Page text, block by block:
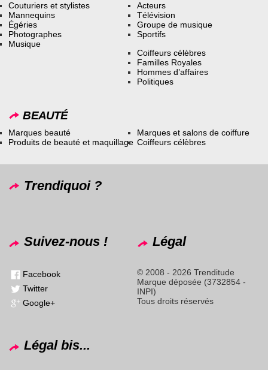
Couturiers et stylistes
Mannequins
Égéries
Photographes
Musique
Acteurs
Télévision
Groupe de musique
Sportifs
Coiffeurs célèbres
Familles Royales
Hommes d’affaires
Politiques
BEAUTÉ
Marques beauté
Produits de beauté et maquillage
Marques et salons de coiffure
Coiffeurs célèbres
Trendiquoi ?
Suivez-nous !
Facebook
Twitter
Google+
Légal
© 2008 - 2026 Trenditude
Marque déposée (3732854 -
INPI)
Tous droits réservés
Légal bis...